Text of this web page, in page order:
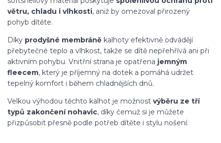
větru, chladu i vlhkosti, aniž by omezoval přirozený
pohyb dítěte.
Díky prodyšné membráně kalhoty efektivně odvádějí
přebytečné teplo a vlhkost, takže se dítě nepřehřívá ani při
aktivním pohybu. Vnitřní strana je opatřena jemným
fleecem, který je příjemný na dotek a pomáhá udržet
tepelný komfort i během chladnějších dnů.
Velkou výhodou těchto kalhot je možnost výběru ze tří
typů zakončení nohavic, díky čemuž si je můžete
přizpůsobit přesně podle potřeb dítěte i stylu nošení: